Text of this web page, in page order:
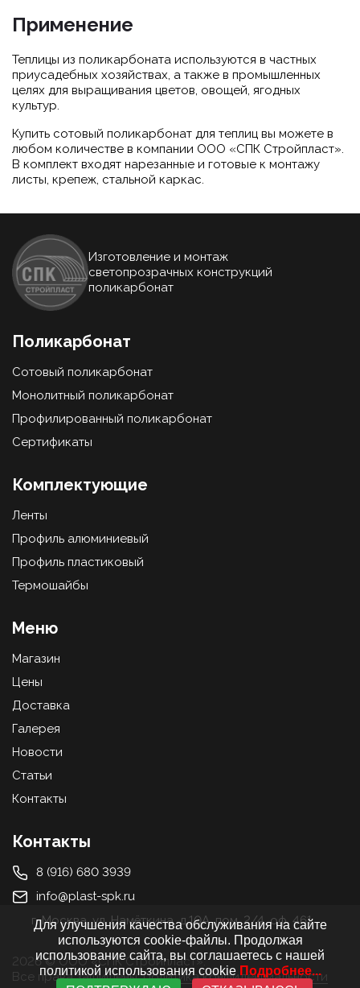
Применение
Теплицы из поликарбоната используются в частных
приусадебных хозяйствах, а также в промышленных
целях для выращивания цветов, овощей, ягодных
культур.
Купить сотовый поликарбонат для теплиц вы можете в
любом количестве в компании OOO «СПК Стройпласт».
В комплект входят нарезанные и готовые к монтажу
листы, крепеж, стальной каркас.
Изготовление и монтаж
светопрозрачных конструкций
поликарбонат
Поликарбонат
Сотовый поликарбонат
Монолитный поликарбонат
Профилированный поликарбонат
Сертификаты
Комплектующие
Ленты
Профиль алюминиевый
Профиль пластиковый
Термошайбы
Меню
Магазин
Цены
Доставка
Галерея
Новости
Статьи
Контакты
Контакты
8 (916) 680 3939
info@plast-spk.ru
г. Москва, ул. Намёткина, д.10А, пом. 2/4, оф. 461
2026 © ООО «СПК Стройпласт».
Все права защищены.Политика конфиденциальности
Для улучшения качества обслуживания на сайте
используются cookie-файлы. Продолжая
использование сайта, вы соглашаетесь с нашей
политикой использования cookie Подробнее...